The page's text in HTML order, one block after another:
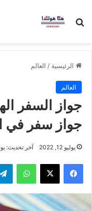
بحث عن
الرئيسية / العالم
العالم
جواز السفر
جواز سفر في
يوليو 12, 2022 آخر تحديث: يوليو 12,
فيسبوك ‫X